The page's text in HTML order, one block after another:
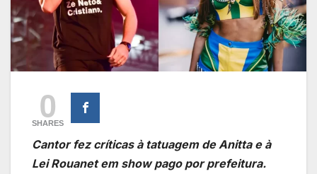
0
SHARES
Cantor fez críticas à tatuagem de Anitta e à
Lei Rouanet em show pago por prefeitura.